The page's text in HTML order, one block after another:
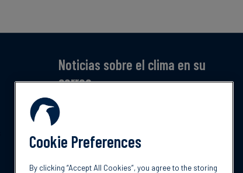
Noticias sobre el clima en su
correo
Suscríbase a nuestro resumen mensual gratuito
de las últimas tendencias, políticas e
Suscribir
Cookie Preferences
By clicking “Accept All Cookies”, you agree to the storing